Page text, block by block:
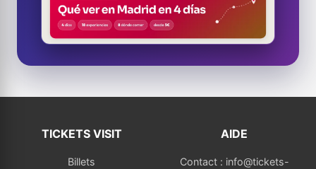
TICKETS VISIT
Billets
AIDE
Contact : info@tickets-